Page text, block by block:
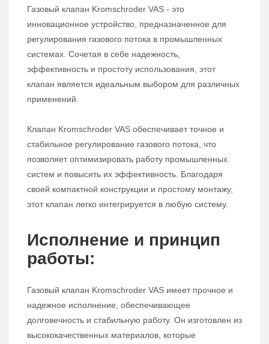
Газовый клапан Kromschroder VAS - это
инновационное устройство, предназначенное для
регулирования газового потока в промышленных
системах. Сочетая в себе надежность,
эффективность и простоту использования, этот
клапан является идеальным выбором для различных
применений.
Клапан Kromschroder VAS обеспечивает точное и
стабильное регулирование газового потока, что
позволяет оптимизировать работу промышленных
систем и повысить их эффективность. Благодаря
своей компактной конструкции и простому монтажу,
этот клапан легко интегрируется в любую систему.
Исполнение и принцип
работы:
Газовый клапан Kromschroder VAS имеет прочное и
надежное исполнение, обеспечивающее
долговечность и стабильную работу. Он изготовлен из
высококачественных материалов, которые